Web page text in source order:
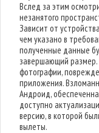
Вслед за этим
незанятого
Зависит от
чем указано в
полученные данные
завершающий
фотографии,
приложения.
Андроид,
доступно
версию, в которой
вылеты.